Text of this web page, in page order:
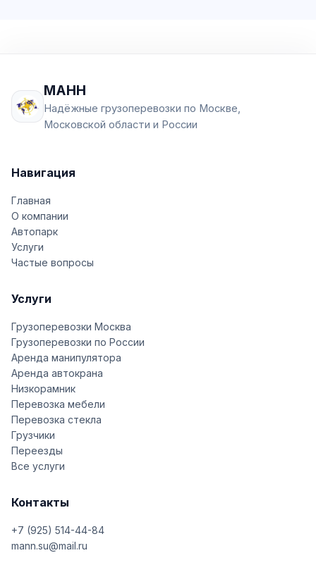
МАНН
Надёжные грузоперевозки по Москве,
Московской области и России
Навигация
Главная
О компании
Автопарк
Услуги
Частые вопросы
Услуги
Грузоперевозки Москва
Грузоперевозки по России
Аренда манипулятора
Аренда автокрана
Низкорамник
Перевозка мебели
Перевозка стекла
Грузчики
Переезды
Все услуги
Контакты
+7 (925) 514-44-84
mann.su@mail.ru